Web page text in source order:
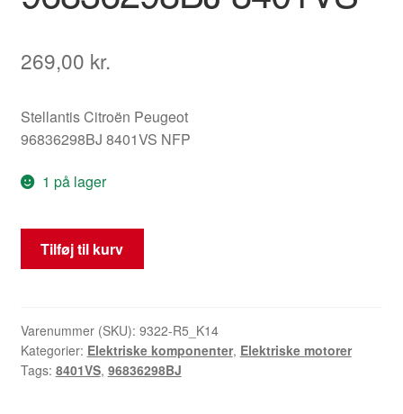
269,00 kr.
Stellantis Citroën Peugeot
96836298BJ 8401VS NFP
1 på lager
Elmotor
Webasto
96836298BJ
8401VS
antal
Tilføj til kurv
Varenummer (SKU): 9322-R5_K14
Kategorier: Elektriske komponenter, Elektriske motorer
Tags: 8401VS, 96836298BJ